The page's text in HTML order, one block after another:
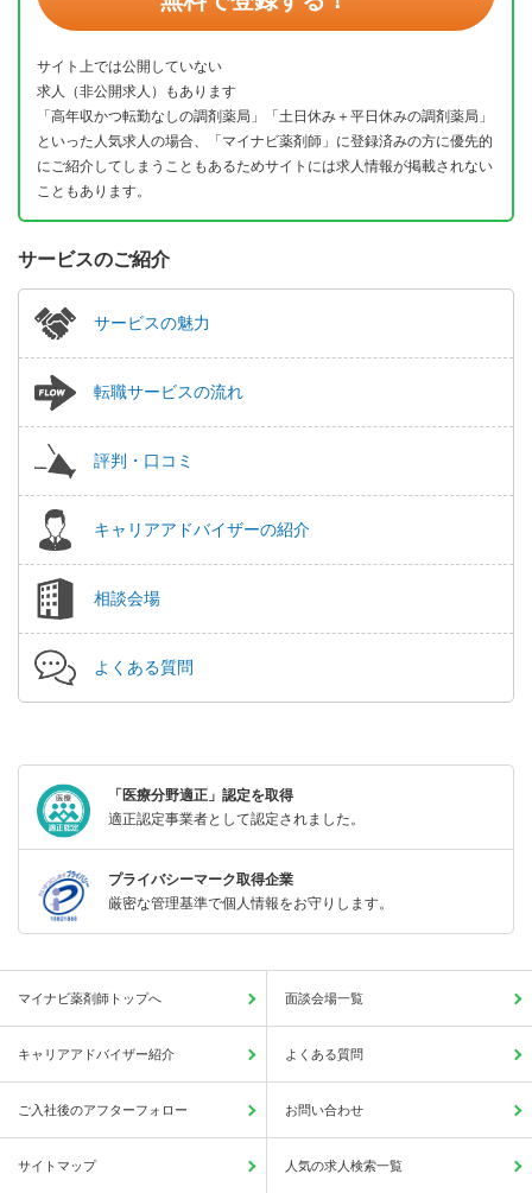
サイト上では公開していない
求人（非公開求人）もあります
「高年収かつ転勤なしの調剤薬局」「土日休み＋平日休みの調剤薬局」
といった人気求人の場合、「マイナビ薬剤師」に登録済みの方に優先的
にご紹介してしまうこともあるためサイトには求人情報が掲載されない
こともあります。
サービスのご紹介
サービスの魅力
転職サービスの流れ
評判・口コミ
キャリアアドバイザーの紹介
相談会場
よくある質問
「医療分野適正」認定を取得
適正認定事業者として認定されました。
プライバシーマーク取得企業
厳密な管理基準で個人情報をお守りします。
マイナビ薬剤師トップへ 面談会場一覧
キャリアアドバイザー紹介 よくある質問
ご入社後のアフターフォロー お問い合わせ
サイトマップ 人気の求人検索一覧